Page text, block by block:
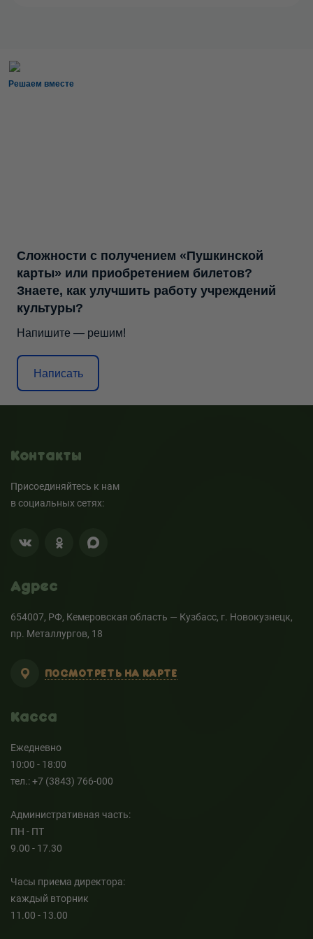
Решаем вместе
Сложности с получением «Пушкинской
карты» или приобретением билетов?
Знаете, как улучшить работу учреждений
культуры?
Напишите — решим!
Написать
Контакты
Присоединяйтесь к нам
в социальных сетях:
Адрес
654007, РФ, Кемеровская область — Кузбасс, г. Новокузнецк,
пр. Металлургов, 18
ПОСМОТРЕТЬ НА КАРТЕ
Касса
Ежедневно
10:00 - 18:00
тел.: +7 (3843) 766-000
Административная часть:
ПН - ПТ
9.00 - 17.30
Часы приема директора:
каждый вторник
11.00 - 13.00